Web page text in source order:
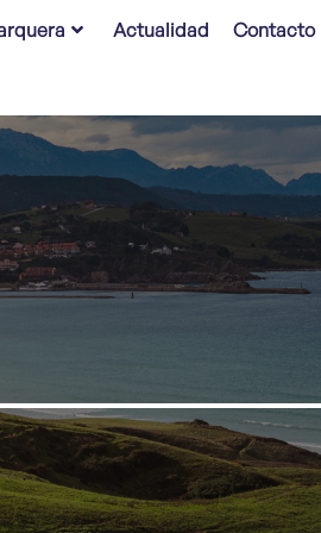
Actualidad Contacto